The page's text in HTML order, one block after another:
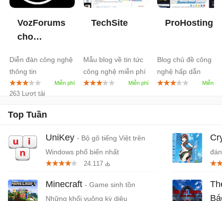
VozForums
cho
1.11
Diễn đàn công nghệ
thông tin
263 Lượt tải
TechSite
Mẫu blog về tin tức
công nghệ miễn phí
ProHosting
Blog chủ đề công
nghệ hấp dẫn
Top Tuần
UniKey - Bộ gõ tiếng Việt trên
Windows phổ biến nhất
24.117
Minecraft - Game sinh tồn
Những khối vuông kỳ diệu